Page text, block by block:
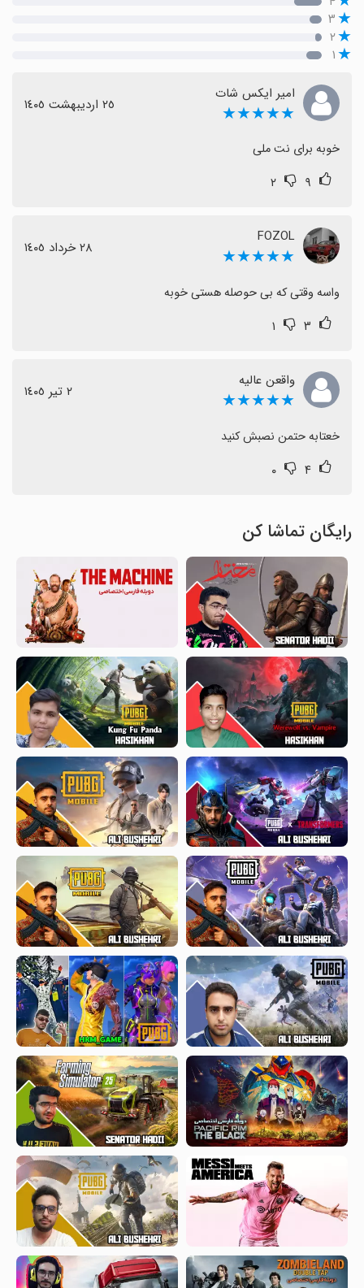
۳
۲
۱
امیر ایکس شات
★★★★★ ٢٥ اردیبهشت ١٤٠٥
خوبه برای نت ملی
۹ ۲
FOZOL
★★★★★ ٢٨ خرداد ١٤٠٥
واسه وقتی که بی حوصله هستی خوبه
۳ ۱
واقعن عالیه
★★★★★ ٢ تیر ١٤٠٥
خعتابه حتمن نصبش کنید
۴ ۰
رایگان تماشا کن